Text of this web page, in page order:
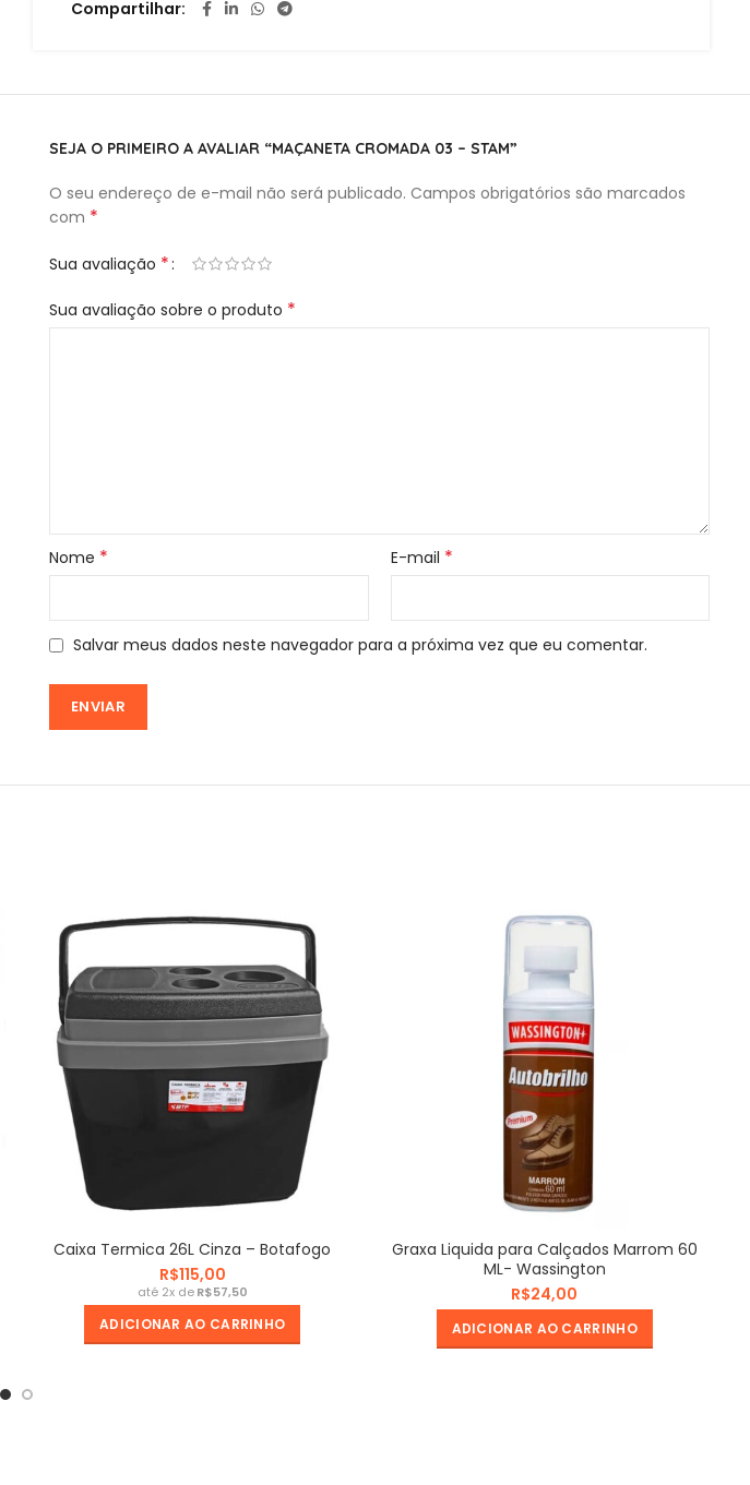
Tráfego leve, mais facilidade para abrir ou fechar a porta, sem fazer
Compartilhar
SEJA O PRIMEIRO A AVALIAR “MAÇANETA CROMADA 03 – STAM”
O seu endereço de e-mail não será publicado. Campos obrigatórios são marcados
com *
Sua avaliação *
Sua avaliação sobre o produto *
Nome * E-mail *
Salvar meus dados neste navegador para a próxima vez que eu comentar.
Caixa Termica 26L Cinza – Botafogo
R$
R$
ADICIONAR AO CARRINHO
Graxa Liquida para Calçados Marrom 60
ML- Wassington
R$
ADICIONAR AO CARRINHO